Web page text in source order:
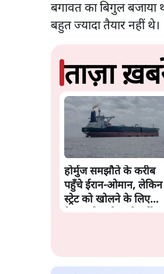
बगावत का बिगुल बजाया
बहुत ज्यादा तैयार नहीं थे।
ताज़ा
होर्मुज समझौते के करीब
पहुँचे ईरान-ओमान, लेकिन
स्ट्रेट को खोलने के लिए